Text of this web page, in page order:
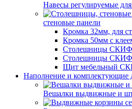
Навесы регулируемые
стеновые панели
Кромка 32мм, для
Кромка 50мм с
Столешницы
Столешницы
Щит мебельный
Наполнение и комплектующие
Вешалки выдвижные и